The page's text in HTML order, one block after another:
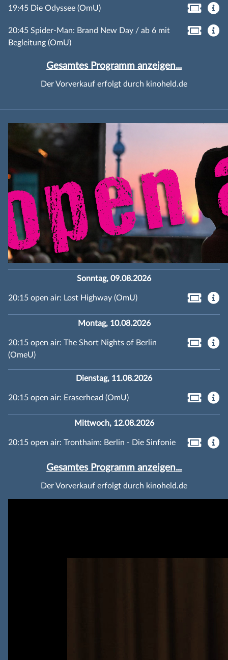
19:45 Die Odyssee (OmU)
20:45 Spider-Man: Brand New Day / ab 6 mit
Begleitung (OmU)
Gesamtes Programm anzeigen...
Der Vorverkauf erfolgt durch kinoheld.de
Sonntag, 09.08.2026
20:15 open air: Lost Highway (OmU)
Montag, 10.08.2026
20:15 open air: The Short Nights of Berlin
(OmeU)
Dienstag, 11.08.2026
20:15 open air: Eraserhead (OmU)
Mittwoch, 12.08.2026
20:15 open air: Tronthaim: Berlin - Die Sinfonie
Gesamtes Programm anzeigen...
Der Vorverkauf erfolgt durch kinoheld.de